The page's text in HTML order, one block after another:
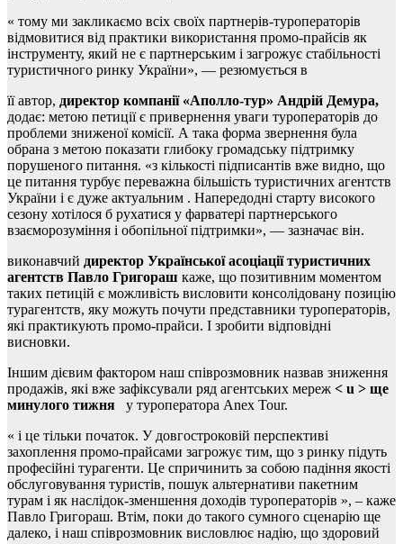
« тому ми закликаємо всіх своїх партнерів-туроператорів
відмовитися від практики використання промо-прайсів як
інструменту, який не є партнерським і загрожує стабільності
туристичного ринку України», — резюмується в
її автор, директор компанії «Аполло-тур» Андрій Демура,
додає: метою петиції є привернення уваги туроператорів до
проблеми зниженої комісії. А така форма звернення була
обрана з метою показати глибоку громадську підтримку
порушеного питання. «з кількості підписантів вже видно, що
це питання турбує переважна більшість туристичних агентств
України і є дуже актуальним . Напередодні старту високого
сезону хотілося б рухатися у фарватері партнерського
взаєморозуміння і обопільної підтримки», — зазначає він.
виконавчий директор Української асоціації туристичних
агентств Павло Григораш каже, що позитивним моментом
таких петицій є можливість висловити консолідовану позицію
турагентств, яку можуть почути представники туроператорів,
які практикують промо-прайси. І зробити відповідні
висновки.
Іншим дієвим фактором наш співрозмовник назвав зниження
продажів, які вже зафіксували ряд агентських мереж < u > ще
минулого тижня
у туроператора Anex Tour.
« і це тільки початок. У довгостроковій перспективі
захоплення промо-прайсами загрожує тим, що з ринку підуть
професійні турагенти. Це спричинить за собою падіння якості
обслуговування туристів, пошук альтернативи пакетним
турам і як наслідок-зменшення доходів туроператорів », – каже
Павло Григораш. Втім, поки до такого сумного сценарію ще
далеко, і наш співрозмовник висловлює надію, що здоровий